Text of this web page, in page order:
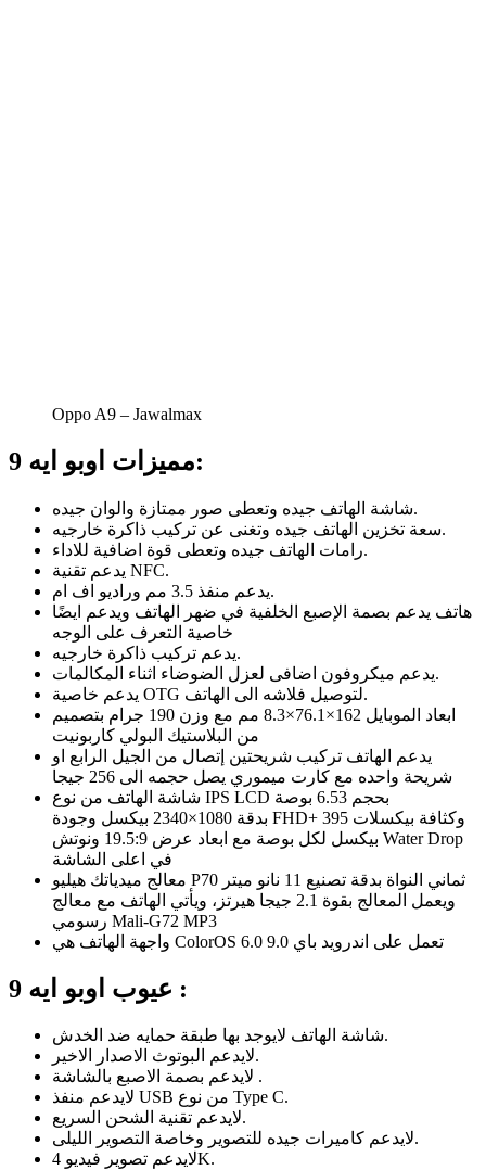
Oppo A9 – Jawalmax
مميزات اوبو ايه 9:
شاشة الهاتف جيده وتعطى صور ممتازة والوان جيده.
سعة تخزين الهاتف جيده وتغنى عن تركيب ذاكرة خارجيه.
رامات الهاتف جيده وتعطى قوة اضافية للاداء.
يدعم تقنية NFC.
يدعم منفذ 3.5 مم وراديو اف ام.
هاتف يدعم بصمة الإصبع الخلفية في ضهر الهاتف ويدعم ايضًا
خاصية التعرف على الوجه
يدعم تركيب ذاكرة خارجيه.
يدعم ميكروفون اضافى لعزل الضوضاء اثناء المكالمات.
يدعم خاصية OTG لتوصيل فلاشه الى الهاتف.
ابعاد الموبايل 162×76.1×8.3 مم مع وزن 190 جرام بتصميم
من البلاستيك البولي كاربونيت
يدعم الهاتف تركيب شريحتين إتصال من الجيل الرابع او
شريحة واحده مع كارت ميموري يصل حجمه الى 256 جيجا
شاشة الهاتف من نوع IPS LCD بحجم 6.53 بوصة
بدقة 1080×2340 بيكسل وجودة FHD+ وكثافة بيكسلات 395
بيكسل لكل بوصة مع ابعاد عرض 19.5:9 ونوتش Water Drop
في اعلى الشاشة
معالج ميدياتك هيليو P70 ثماني النواة بدقة تصنيع 11 نانو ميتر
ويعمل المعالج بقوة 2.1 جيجا هيرتز، ويأتي الهاتف مع معالج
رسومي Mali-G72 MP3
واجهة الهاتف هي ColorOS 6.0 تعمل على اندرويد باي 9.0
عيوب اوبو ايه 9 :
شاشة الهاتف لايوجد بها طبقة حمايه ضد الخدش.
لايدعم البوتوث الاصدار الاخير.
لايدعم بصمة الاصبع بالشاشة .
لايدعم منفذ USB من نوع Type C.
لايدعم تقنية الشحن السريع.
لايدعم كاميرات جيده للتصوير وخاصة التصوير الليلى.
لايدعم تصوير فيديو 4K.